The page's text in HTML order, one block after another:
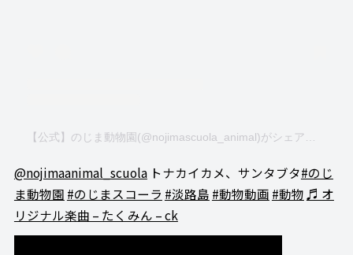
【公式】のじま動物園(@nojimascuola_animal)がシェアした投稿
@nojimaanimal_scuolaトナカイカメ、サンタブタ#のじ
ま動物園 #のじまスコーラ #淡路島 #動物動画 #動物 ♬ オ
リジナル楽曲 – たくみん – ck